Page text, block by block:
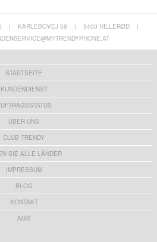
| KARLEBOVEJ 59 | 3400 HILLERØD
|
STARTSEITE
KUNDENDIENST
ÜBER UNS
CLUB TRENDY
SIE ALLE LÄNDER
IMPRESSUM
BLOG
KONTAKT
AGB